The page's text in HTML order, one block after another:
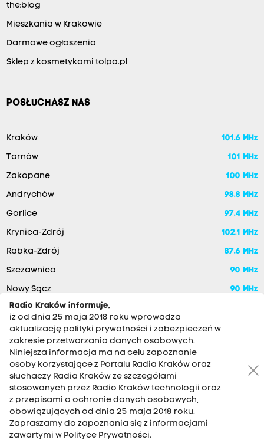
the:blog
Mieszkania w Krakowie
Darmowe ogłoszenia
Sklep z kosmetykami tolpa.pl
POSŁUCHASZ NAS
Kraków 101.6 MHz
Tarnów 101 MHz
Zakopane 100 MHz
Andrychów 98.8 MHz
Gorlice 97.4 MHz
Krynica-Zdrój 102.1 MHz
Rabka-Zdrój 87.6 MHz
Szczawnica 90 MHz
Nowy Sącz 90 MHz
RADIO KRAKÓW SA. Aleja Juliusza Słowackiego 22, 30-007
Kraków
Antena: 12 200 33 33
Radio Kraków informuje,
iż od dnia 25 maja 2018 roku wprowadza
aktualizację polityki prywatności i zabezpieczeń w
zakresie przetwarzania danych osobowych.
Niniejsza informacja ma na celu zapoznanie
osoby korzystające z Portalu Radia Kraków oraz
słuchaczy Radia Kraków ze szczegółami
stosowanych przez Radio Kraków technologii oraz
z przepisami o ochronie danych osobowych,
obowiązujących od dnia 25 maja 2018 roku.
Zapraszamy do zapoznania się z informacjami
zawartymi w Polityce Prywatności.